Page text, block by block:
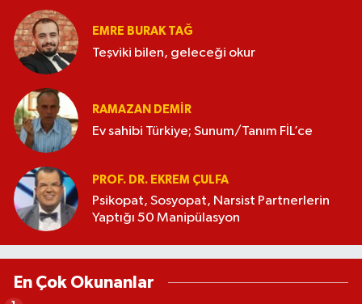
EMRE BURAK TAĞ
Teşviki bilen, geleceği okur
RAMAZAN DEMİR
Ev sahibi Türkiye; Sunum/Tanım FİL’ce
PROF. DR. EKREM ÇULFA
Psikopat, Sosyopat, Narsist Partnerlerin
Yaptığı 50 Manipülasyon
En Çok Okunanlar